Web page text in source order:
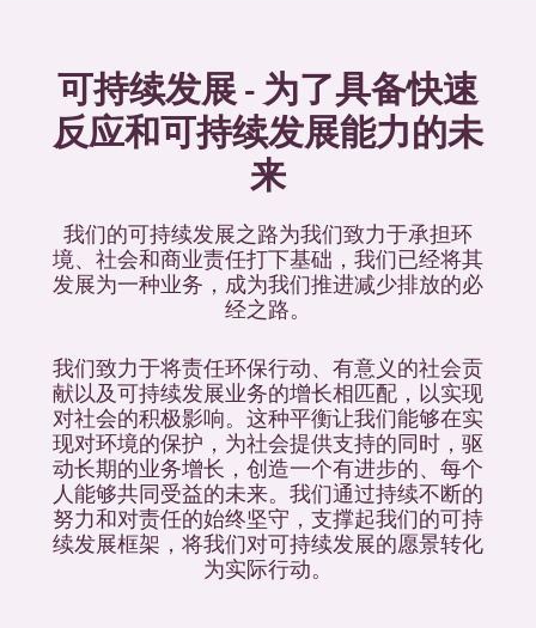
可持续发展 - 为了具备快速
反应和可持续发展能力的未
来
我们的可持续发展之路为我们致力于承担环
境、社会和商业责任打下基础，我们已经将其
发展为一种业务，成为我们推进减少排放的必
经之路。
我们致力于将责任环保行动、有意义的社会贡
献以及可持续发展业务的增长相匹配，以实现
对社会的积极影响。这种平衡让我们能够在实
现对环境的保护，为社会提供支持的同时，驱
动长期的业务增长，创造一个有进步的、每个
人能够共同受益的未来。我们通过持续不断的
努力和对责任的始终坚守，支撑起我们的可持
续发展框架，将我们对可持续发展的愿景转化
为实际行动。